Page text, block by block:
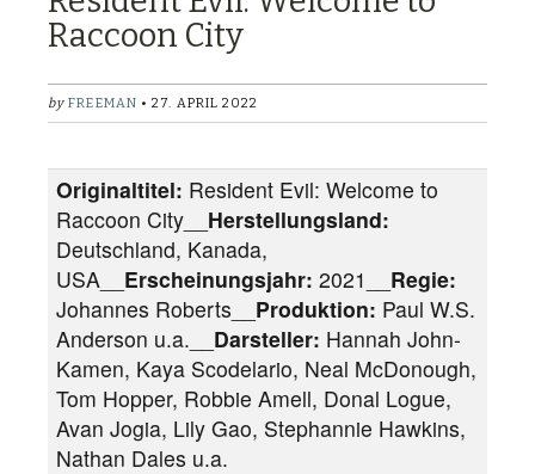
Raccoon City
by FREEMAN • 27. APRIL 2022
Originaltitel: Resident Evil: Welcome to
Raccoon City__ Herstellungsland:
Deutschland, Kanada,
USA__ Erscheinungsjahr: 2021__ Regie:
Johannes Roberts__ Produktion: Paul W.S.
Anderson u.a.__ Darsteller: Hannah John-
Kamen, Kaya Scodelario, Neal McDonough,
Tom Hopper, Robbie Amell, Donal Logue,
Avan Jogia, Lily Gao, Stephannie Hawkins,
Nathan Dales u.a.